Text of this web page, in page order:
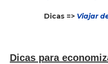
Dicas => Viajar
Dicas para